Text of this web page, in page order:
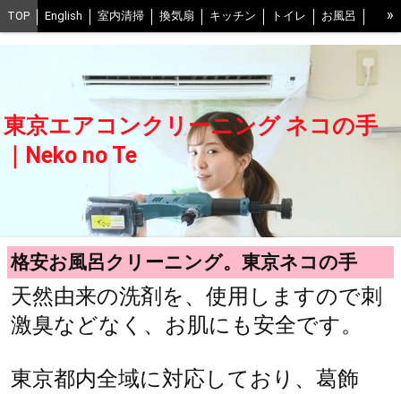
TOP English 室内清掃 換気扇 キッチン トイレ お風呂
お風呂の換気扇 ベランダ 床 室外機 口コミ 写真 予約
抗菌コート0円 スタッフ紹介 交通費について FAQ
当社の清掃方法 不調時の解決ヒント 中野区 世田谷区
江戸川区 江東区 練馬区 豊島区
千葉県西部 会社概要
ネコの手グループ一覧 プライバシーポリシー BLOG
»
東京エアコンクリーニング ネコの手
｜Neko no Te
格安お風呂クリーニング。東京ネコの手
天然由来の洗剤を、使用しますので刺
激臭などなく、お肌にも安全です。
東京都内全域に対応しており、葛飾